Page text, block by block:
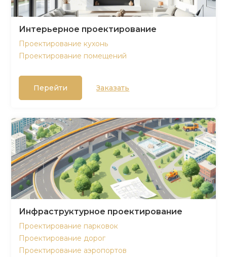
Интерьерное проектирование
Проектирование кухонь
Проектирование помещений
Перейти Заказать
Инфраструктурное проектирование
Проектирование парковок
Проектирование дорог
Проектирование аэропортов